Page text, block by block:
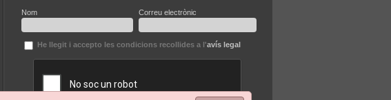
Nom Correu electrònic
He llegit i accepto les condicions recollides a l'avís legal